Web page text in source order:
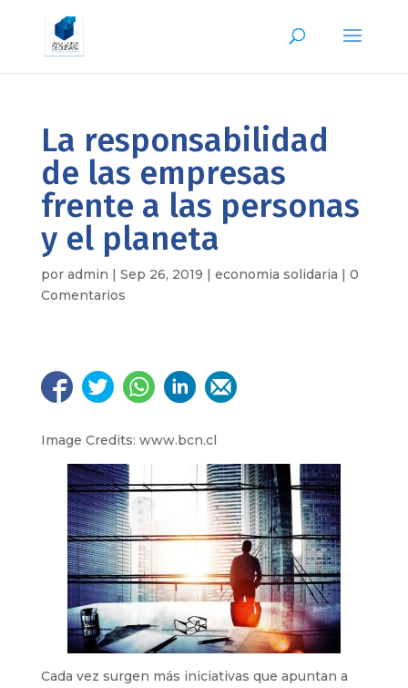
La responsabilidad
de las empresas
frente a las personas
y el planeta
por admin | Sep 26, 2019 | economia solidaria | 0
Comentarios
Image Credits: www.bcn.cl
Cada vez surgen más iniciativas que apuntan a